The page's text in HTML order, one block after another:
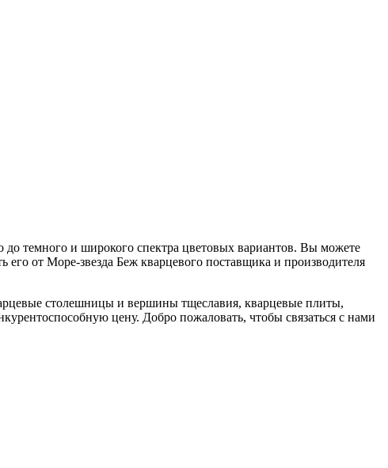
темного и широкого спектра цветовых вариантов. Вы можете
от Море-звезда Беж кварцевого поставщика и производителя
столешницы и вершины тщеславия, кварцевые плиты,
цену. Добро пожаловать, чтобы связаться с нами